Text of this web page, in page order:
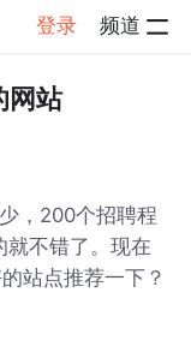
登录 频道
网站
，200个招聘程
就不错了。现在
站点推荐一下？